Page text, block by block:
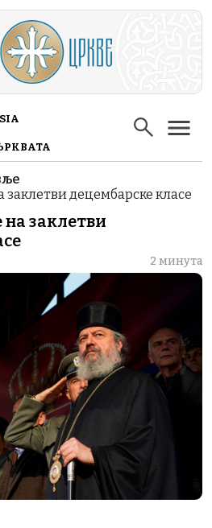
заклетви децембарске класе
заклетви
2 минута